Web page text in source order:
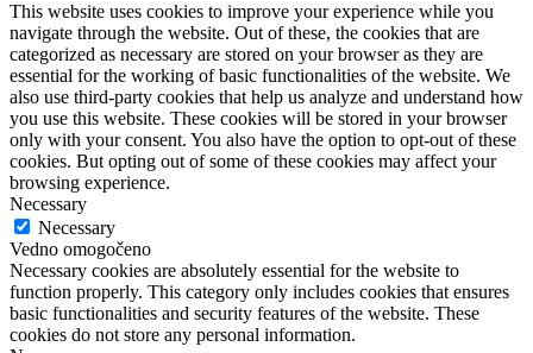
This website uses cookies to improve your experience while you
navigate through the website. Out of these, the cookies that are
categorized as necessary are stored on your browser as they are
essential for the working of basic functionalities of the website. We
also use third-party cookies that help us analyze and understand how
you use this website. These cookies will be stored in your browser
only with your consent. You also have the option to opt-out of these
cookies. But opting out of some of these cookies may affect your
browsing experience.
Necessary
Necessary
Vedno omogočeno
Necessary cookies are absolutely essential for the website to
function properly. This category only includes cookies that ensures
basic functionalities and security features of the website. These
cookies do not store any personal information.